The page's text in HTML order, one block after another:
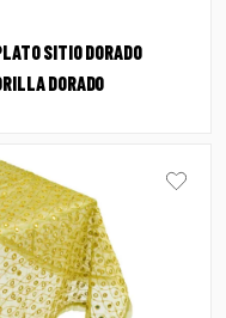
SITIO DORADO
DORADO